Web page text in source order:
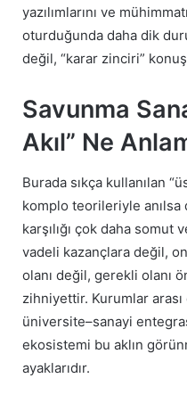
yazılımlarını ve
oturduğunda daha dik
değil, “karar zinciri”
Savunma
Akıl” Ne
Burada sıkça kullanılan
komplo teorileriyle anılsa
karşılığı çok daha somut
vadeli kazançlara değil,
olanı değil, gerekli olanı
zihniyettir. Kurumlar
üniversite–sanayi
ekosistemi bu aklın
ayaklarıdır.